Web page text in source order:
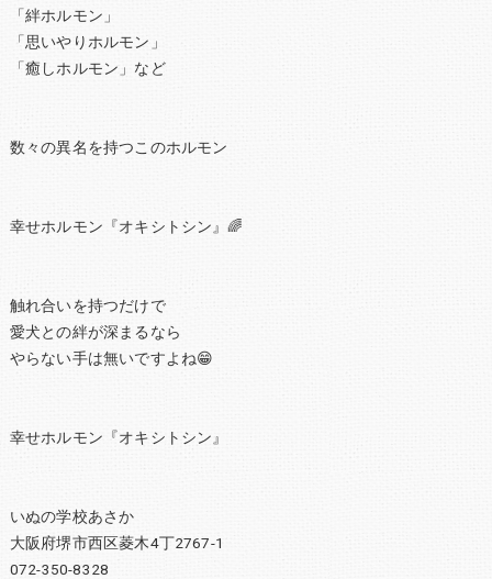
「絆ホルモン」
「思いやりホルモン」
「癒しホルモン」など
数々の異名を持つこのホルモン
幸せホルモン『オキシトシン』🌈
触れ合いを持つだけで
愛犬との絆が深まるなら
やらない手は無いですよね😁
幸せホルモン『オキシトシン』
いぬの学校あさか
大阪府堺市西区菱木4丁2767-1
072-350-8328